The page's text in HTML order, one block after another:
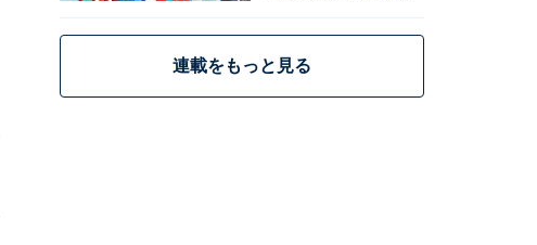
連載をもっと見る